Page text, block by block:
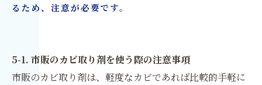
るため、注意が必要です。
5-1. 市販のカビ取り剤を使う際の注意事項
市販のカビ取り剤は、軽度なカビであれば比較的手軽に